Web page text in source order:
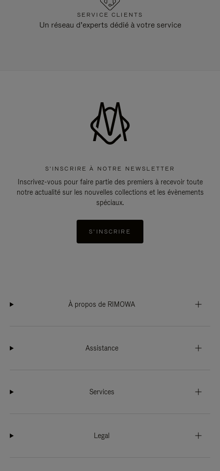
SERVICE CLIENTS
Un réseau d’experts dédié à votre service
S'INSCRIRE À NOTRE NEWSLETTER
Inscrivez-vous pour faire partie des premiers à recevoir toute
notre actualité sur les nouvelles collections et les évènements
spéciaux.
S'INSCRIRE
À propos de RIMOWA
Assistance
Services
Legal